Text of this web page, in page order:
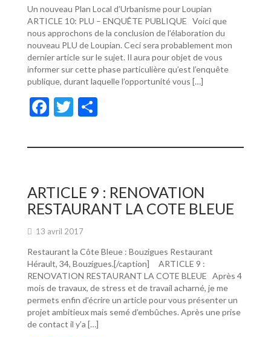
Un nouveau Plan Local d’Urbanisme pour Loupian
ARTICLE 10: PLU – ENQUÊTE PUBLIQUE Voici que
nous approchons de la conclusion de l’élaboration du
nouveau PLU de Loupian. Ceci sera probablement mon
dernier article sur le sujet. Il aura pour objet de vous
informer sur cette phase particulière qu’est l’enquête
publique, durant laquelle l’opportunité vous […]
F
e
o
o
k
T
itt ta
er
ARTICLE 9 : RENOVATION
RESTAURANT LA COTE BLEUE
13 avril 2017
Restaurant la Côte Bleue : Bouzigues Restaurant
Hérault, 34, Bouzigues.[/caption] ARTICLE 9 :
RENOVATION RESTAURANT LA COTE BLEUE Après 4
mois de travaux, de stress et de travail acharné, je me
permets enfin d’écrire un article pour vous présenter un
projet ambitieux mais semé d’embûches. Après une prise
de contact il y’a […]